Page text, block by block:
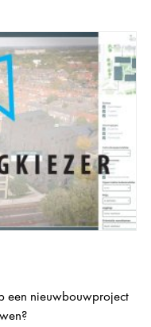
een nieuwbouwproject